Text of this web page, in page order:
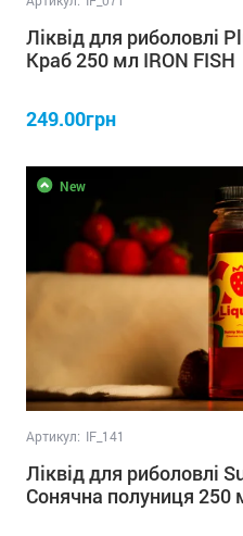
Ліквід для риболовлі
Краб 250 мл IRON FISH
249.00грн
New
Артикул: IF_141
Ліквід для риболовлі
Сонячна полуниця 250